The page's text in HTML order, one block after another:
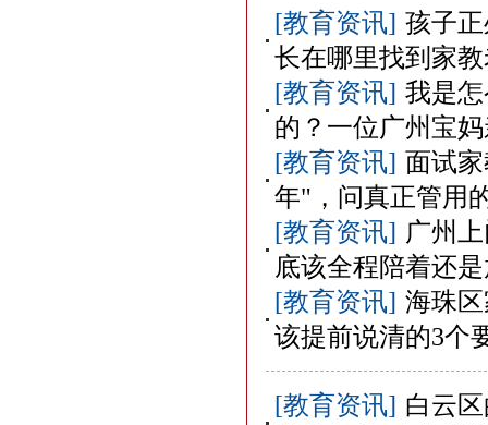
[教育资讯] 孩子
长在哪里找到家
[教育资讯] 我是
的？一位广州宝
[教育资讯] 面试
年"，问真正管用
[教育资讯] 广州
底该全程陪着还
[教育资讯] 海珠
该提前说清的3个
[教育资讯] 白云